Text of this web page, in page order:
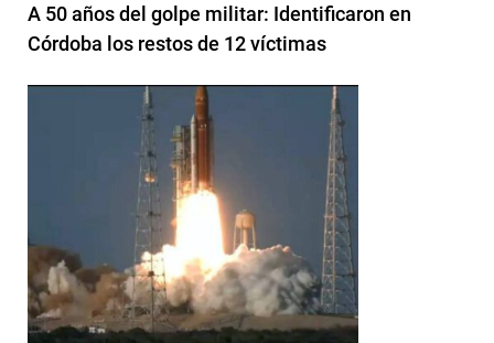
A 50 años del golpe militar: Identificaron en
Córdoba los restos de 12 víctimas